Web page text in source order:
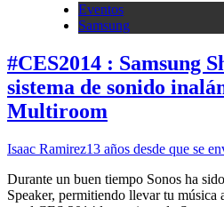
Eventos
Samsung
#CES2014 : Samsung
sistema de sonido
Multiroom
Isaac Ramirez13 años desde que se
Durante un buen tiempo Sonos ha
Speaker, permitiendo llevar tu música